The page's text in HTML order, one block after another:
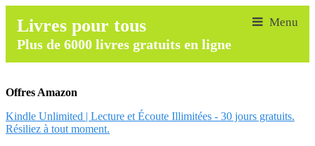
Livres pour tous
Plus de 6000 livres gratuits en ligne
Offres Amazon
Kindle Unlimited | Lecture et Écoute Illimitées - 30 jours gratuits.
Résiliez à tout moment.